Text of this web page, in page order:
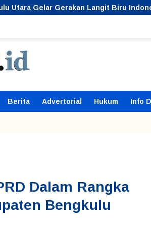
Biru Indonesia Asri, Bersihkan
Berita Advertorial Hukum Info
Dalam Rangka
Bengkulu